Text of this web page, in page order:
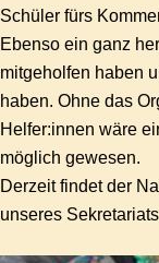
Schüler fürs
Ebenso ein ganz
mitgeholfen haben
haben. Ohne das
Helfer:innen wäre
möglich gewesen.
Derzeit findet der
unseres